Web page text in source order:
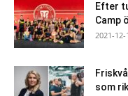
Efter
Camp
2021-12-
som